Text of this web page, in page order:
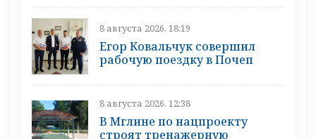
8 августа 2026, 18:19
Егор Ковальчук совершил
рабочую поездку в Почеп
8 августа 2026, 12:38
В Мглине по нацпроекту
строят тренажерную